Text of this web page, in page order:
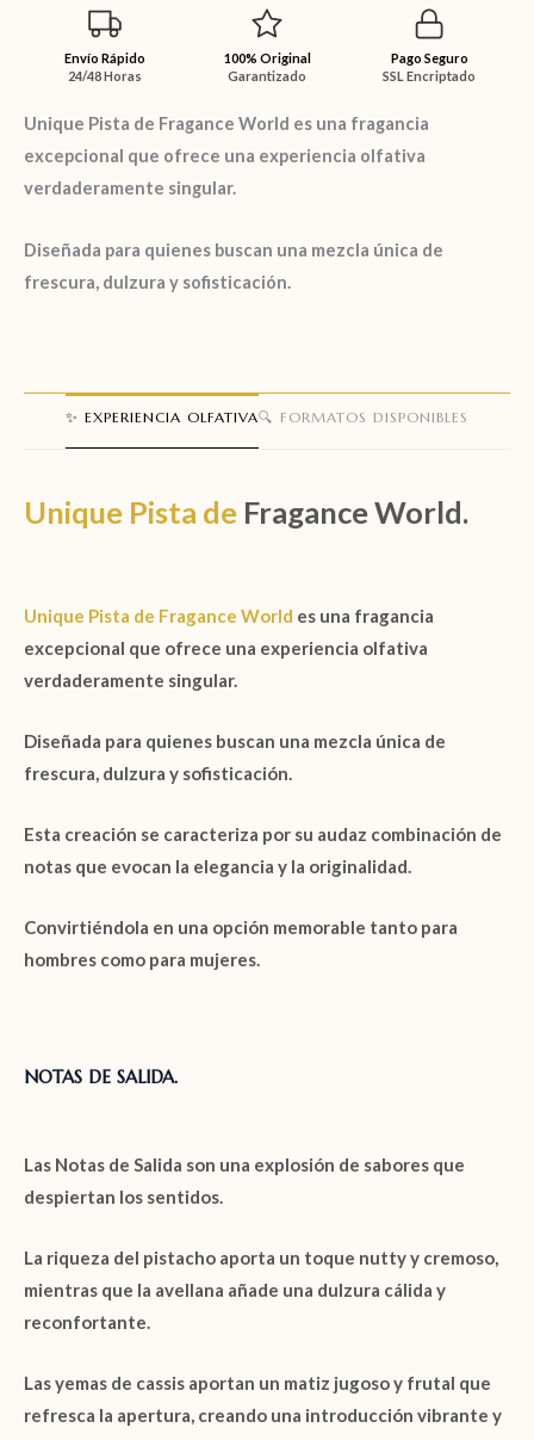
Envío Rápido
24/48 Horas
100% Original
Garantizado
Pago Seguro
SSL Encriptado
Unique Pista de Fragance World es una fragancia
excepcional que ofrece una experiencia olfativa
verdaderamente singular.
Diseñada para quienes buscan una mezcla única de
frescura, dulzura y sofisticación.
✨ EXPERIENCIA OLFATIVA🔍 FORMATOS DISPONIBLES
Unique Pista de Fragance World.
Unique Pista de Fragance World es una fragancia
excepcional que ofrece una experiencia olfativa
verdaderamente singular.
Diseñada para quienes buscan una mezcla única de
frescura, dulzura y sofisticación.
Esta creación se caracteriza por su audaz combinación de
notas que evocan la elegancia y la originalidad.
Convirtiéndola en una opción memorable tanto para
hombres como para mujeres.
NOTAS DE SALIDA.
Las Notas de Salida son una explosión de sabores que
despiertan los sentidos.
La riqueza del pistacho aporta un toque nutty y cremoso,
mientras que la avellana añade una dulzura cálida y
reconfortante.
Lasyemas de cassis aportan un matiz jugoso y frutal que
refresca la apertura, creando una introducción vibrante y